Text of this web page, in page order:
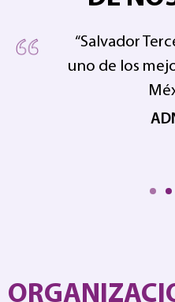
“Salvador
uno de los